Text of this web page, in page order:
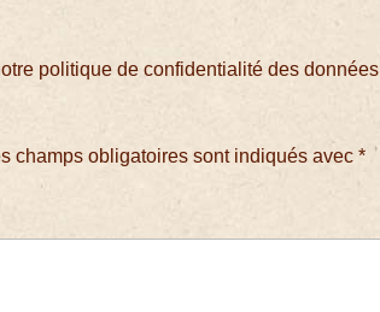
politique de confidentialité des données
champs obligatoires sont indiqués avec*